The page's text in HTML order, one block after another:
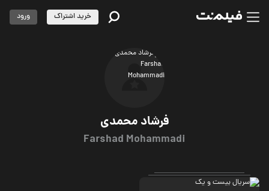
فرشاد محمدی
Farshad Mohammadi
خرید اشتراک ورود